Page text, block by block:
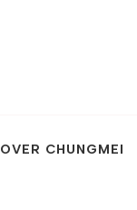
OVER CHUNGMEI